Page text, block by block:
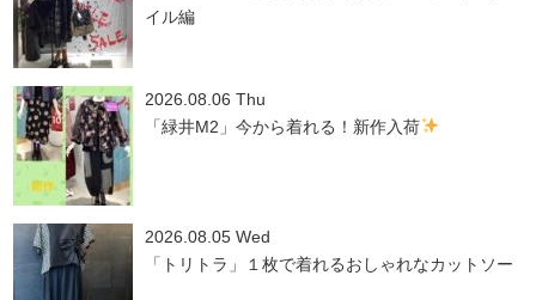
イル編
2026.08.06 Thu
「緑井M2」今から着れる！新作入荷
2026.08.05 Wed
「トリトラ」１枚で着れるおしゃれなカットソー